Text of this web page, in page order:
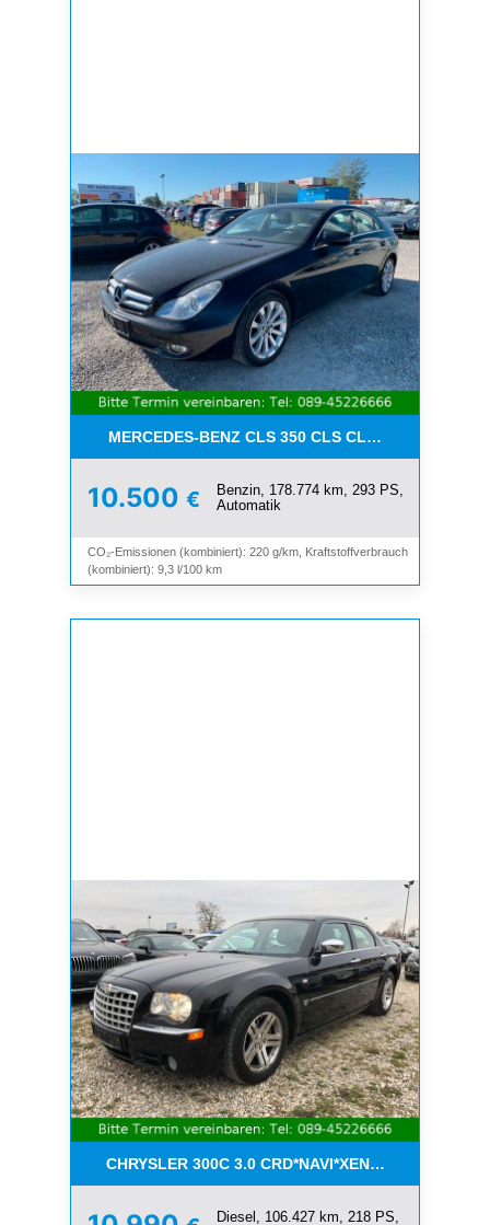
MERCEDES-BENZ CLS 350 CLS CLS 350
10.500 €
Benzin, 178.774 km, 293 PS,
Automatik
CO₂-Emissionen (kombiniert): 220 g/km, Kraftstoffverbrauch
(kombiniert): 9,3 l/100 km
CHRYSLER 300C 3.0
Diesel, 106.427 km, 218 PS,